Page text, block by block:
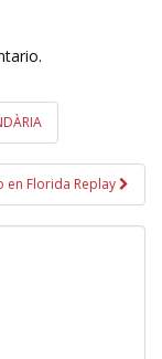
en Florida Replay